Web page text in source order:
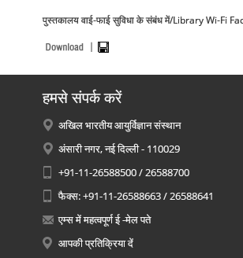
पुस्तकालय वाई-फाई सुविधा के संबंध में/Library Wi-Fi
हमसे संपर्क करें
अखिल भारतीय आयुर्विज्ञान संस्थान
अंसारी नगर, नई दिल्ली - 110029
+91-11-26588500 / 26588700
फैक्स: +91-11-26588663 / 26588641
एम्स में महत्वपूर्ण ई -मेल पते
आपकी प्रतिक्रिया दें